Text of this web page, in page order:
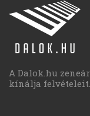
A Dalok.hu
kínálja felvételeit.